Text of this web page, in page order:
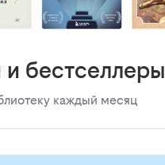
и бестселлеры
каждый месяц